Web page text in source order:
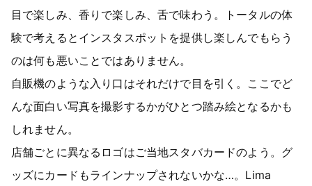
目で楽しみ、香りで楽しみ、舌で味わう。トータルの体
験で考えるとインスタスポットを提供し楽しんでもらう
のは何も悪いことではありません。
自販機のような入り口はそれだけで目を引く。ここでど
んな面白い写真を撮影するかがひとつ踏み絵となるかも
しれません。
店舗ごとに異なるロゴはご当地スタバカードのよう。グ
ッズにカードもラインナップされないかな…。Lima